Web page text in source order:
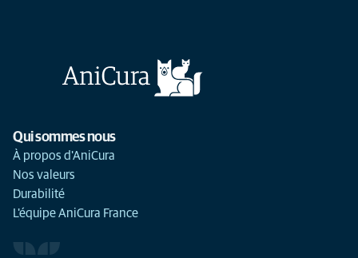
Qui sommes nous
À propos d'AniCura
Nos valeurs
Durabilité
L'équipe AniCura France